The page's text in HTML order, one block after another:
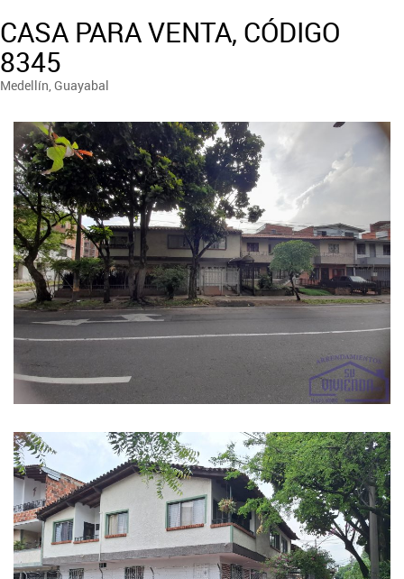
CASA PARA VENTA, CÓDIGO
8345
Medellín, Guayabal